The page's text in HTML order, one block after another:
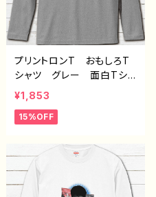
プリントロンT おもしろT
シャツ グレー 面白Tシャ
ツ メンズ レディース
おしゃれ おすすめ 個性
的 面白い ユニーク 人
師 クリエイター オリジ
ナル デザイン グッズ
長袖Tシャツ ロングTシャ
ツ ロンT タイトル：デザ
¥1,853
15%OFF